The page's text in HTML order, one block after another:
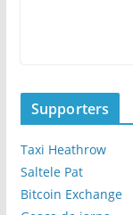
Supporters
Taxi Heathrow
Saltele Pat
Bitcoin Exchange